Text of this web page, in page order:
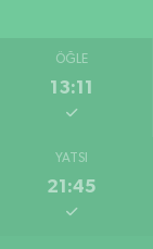
ÖĞLE
13:11
YATSI
21:45